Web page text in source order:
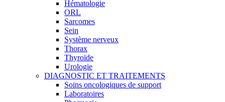
Hématologie
ORL
Sarcomes
Sein
Système nerveux
Thorax
Thyroïde
Urologie
DIAGNOSTIC ET TRAITEMENTS
Soins oncologiques de support
Laboratoires